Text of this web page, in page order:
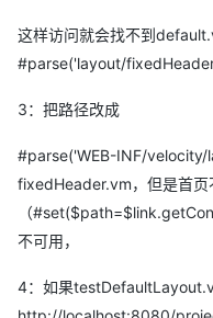
<param-name>org.apache.velocity.properties</param-
			<param-value>/WEB-INF/velocity.properties</param-value>
		</init-param>
     		<param-name>org.apache.velocity.toolbox</param-name>
     		<param-value>/WEB-INF/tools.xml</param-value>
  		<load-on-startup>10</load-on-startup>
	</servlet>
		<servlet-name>velocity</servlet-name>
		<url-pattern>*.vm</url-pattern>
这样访问就会找不到
#parse('layout/
3：把路径改成
#parse('WEB-INF/
fixedHeader.vm，但是首页
（
不可用，
4：如果